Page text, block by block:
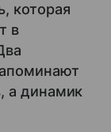
которая
в
а динамик